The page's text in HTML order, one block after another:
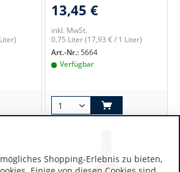
13,45 €
inkl. MwSt.
0.75 Liter(17,93 € / 1 Liter)
Art.-Nr.:5664
Verfügbar
Shopping-Erlebnis zu bieten,